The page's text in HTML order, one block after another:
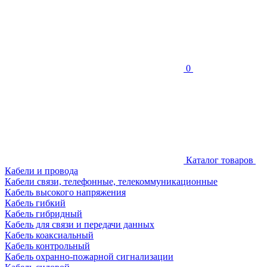
0
Каталог товаров
Кабели и провода
Кабели связи, телефонные, телекоммуникационные
Кабель высокого напряжения
Кабель гибкий
Кабель гибридный
Кабель для связи и передачи данных
Кабель коаксиальный
Кабель контрольный
Кабель охранно-пожарной сигнализации